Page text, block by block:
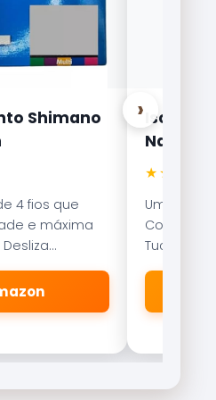
Shimano
4 fios que
e máxima
Isca
★★★★★
Uma das
Com
Tucunaré
qualquer
›